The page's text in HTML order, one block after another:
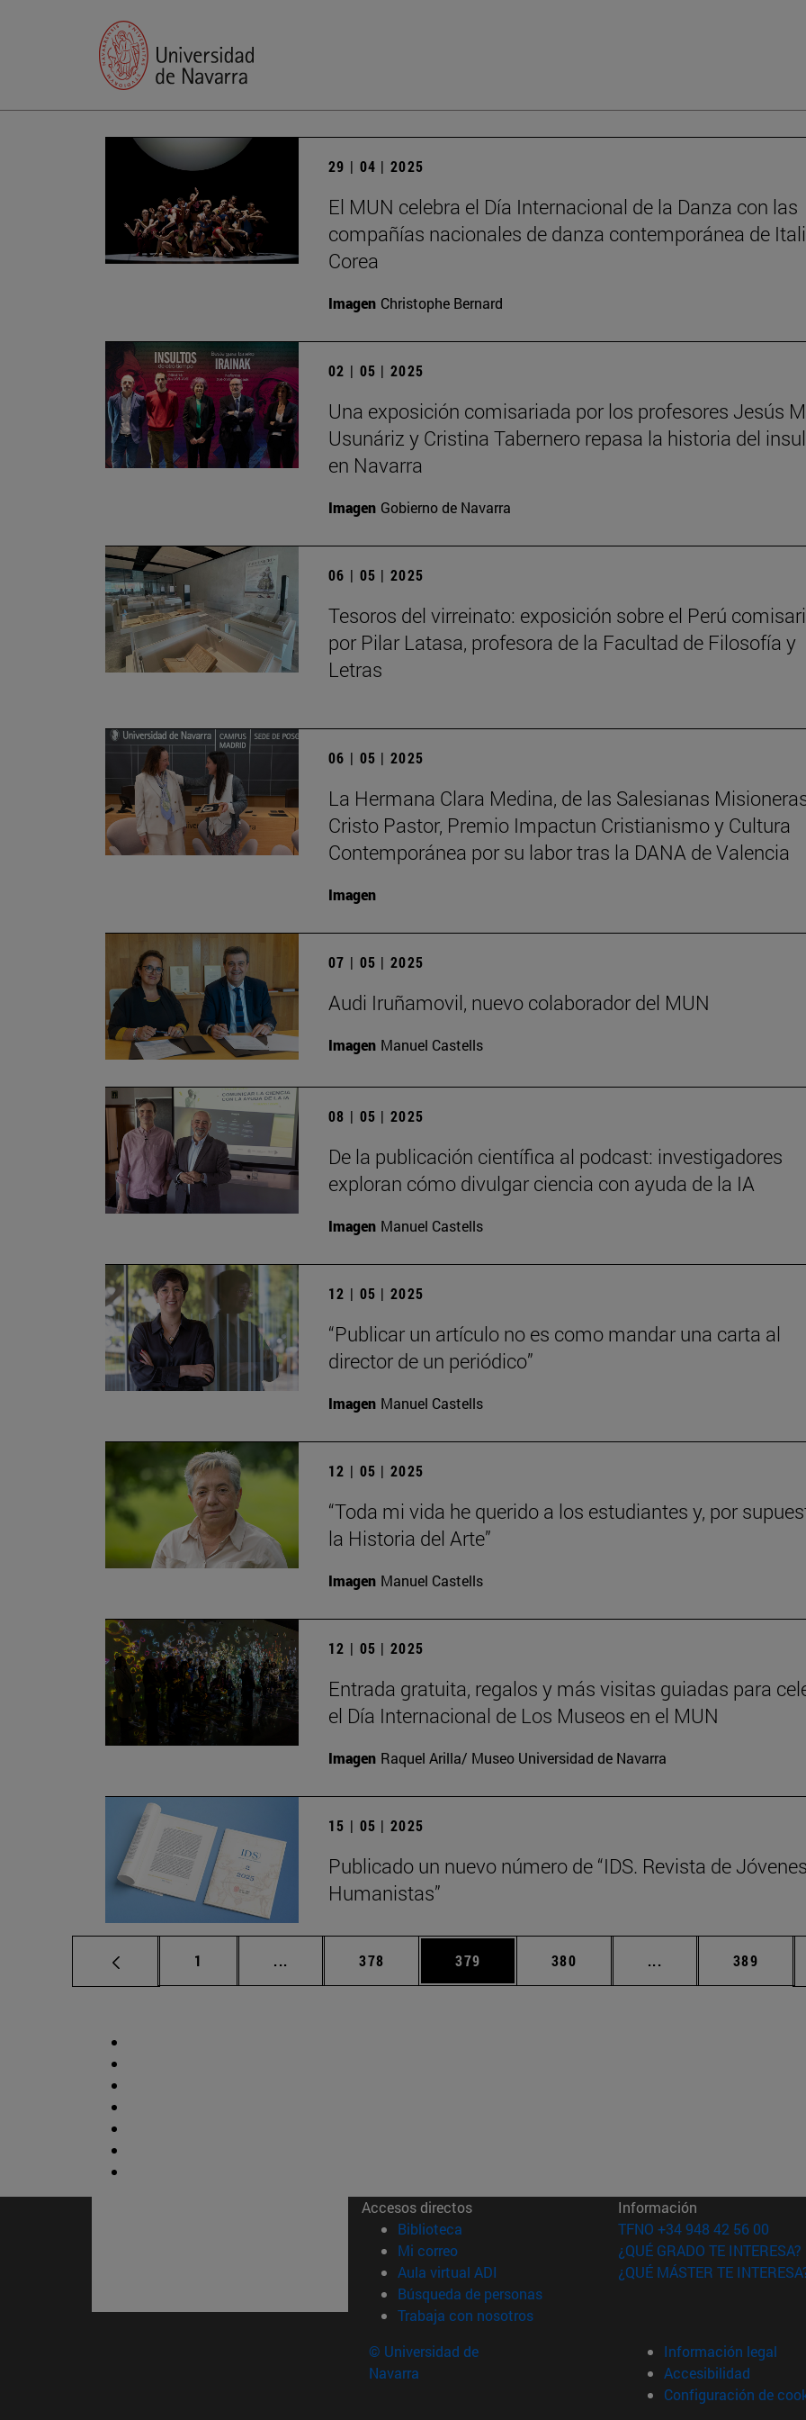
29 | 04 | 2025
El MUN celebra el Día Internacional de la Danza con las
compañías nacionales de danza contemporánea de
Corea
Imagen Christophe Bernard
02 | 05 | 2025
Una exposición comisariada por los profesores Jesús
Usunáriz y Cristina Tabernero repasa la historia del
en Navarra
Imagen Gobierno de Navarra
06 | 05 | 2025
Tesoros del virreinato: exposición sobre el Perú
por Pilar Latasa, profesora de la Facultad de Filosofía y
Letras
06 | 05 | 2025
La Hermana Clara Medina, de las Salesianas
Cristo Pastor, Premio Impactun Cristianismo y Cultura
Contemporánea por su labor tras la DANA de Valencia
Imagen
07 | 05 | 2025
Audi Iruñamovil, nuevo colaborador del MUN
Imagen Manuel Castells
08 | 05 | 2025
De la publicación científica al podcast: investigadores
exploran cómo divulgar ciencia con ayuda de la IA
Imagen Manuel Castells
12 | 05 | 2025
“Publicar un artículo no es como mandar una carta al
director de un periódico”
Imagen Manuel Castells
12 | 05 | 2025
“Toda mi vida he querido a los estudiantes y, por
la Historia del Arte”
Imagen Manuel Castells
12 | 05 | 2025
Entrada gratuita, regalos y más visitas guiadas para
el Día Internacional de Los Museos en el MUN
Imagen Raquel Arilla/ Museo Universidad de Navarra
15 | 05 | 2025
Publicado un nuevo número de “IDS. Revista de Jóvenes
Humanistas”
Página
1 ... Páginas intermedias Use TAB para desplazarse.
Página
378 Página
379 Página
380 ... Páginas intermedias
Página
389
Accesos directos
Biblioteca (abre en nueva ventana)
Mi correo(abre en nueva ventana)
Aula virtual ADI (abre en nueva ventana)
Búsqueda de personas(abre en nueva ventana)
Trabaja con nosotros(abre en nueva ventana)
Información
TFNO +34 948 42 56 00
¿QUÉ GRADO TE INTERESA?
¿QUÉ MÁSTER TE
© Universidad de
Navarra
Información legal
Accesibilidad
Configuración de